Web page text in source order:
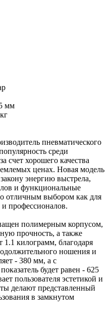
мм
пневматического
среди
счет хорошего качества
ценах. Новая модель
энергию выстрела,
и функциональные
отличным выбором как для
профессионалов.
полимерным корпусом,
прочность, а также
1.1 килограмм, благодаря
ношения и
- 380 мм, а с
будет равен - 625
пользователя эстетикой и
делают представленный
в замкнутом